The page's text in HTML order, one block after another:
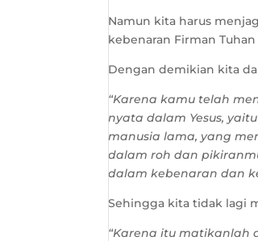
Namun kita harus
kebenaran Firman
Dengan demikian kita
“Karena kamu telah
nyata dalam Yesus,
manusia lama, yang
dalam roh dan
dalam kebenaran dan
Sehingga kita tidak lagi
“Karena itu matikanlah